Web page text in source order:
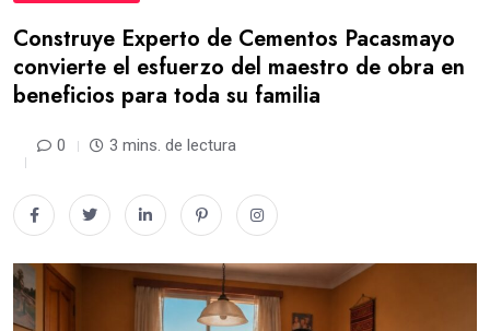
Construye Experto de Cementos Pacasmayo
convierte el esfuerzo del maestro de obra en
beneficios para toda su familia
0 3 mins. de lectura